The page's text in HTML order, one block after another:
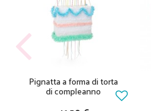
Pignatta a forma di torta
di compleanno